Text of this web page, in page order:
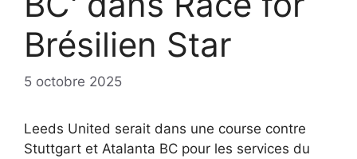
Brésilien Star
5 octobre 2025
Leeds United serait dans une course contre
Stuttgart et Atalanta BC pour les services du